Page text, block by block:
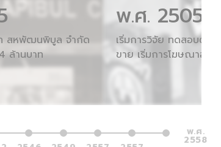
สหพัฒนพิบูล จำกัด
ล้านบาท
พ.ศ. 2505
เริ่มการวิจัย ทดสอบตล
ขาย เริ่มการโฆษณาอย่า
พ.ศ.
2558